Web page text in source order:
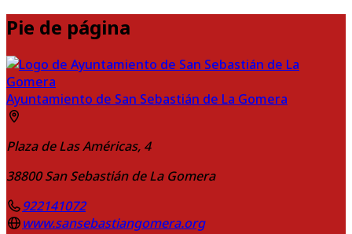
Pie de página
Ayuntamiento de San Sebastián de La Gomera
Plaza de Las Américas, 4
38800 San Sebastián de La Gomera
922141072
www.sansebastiangomera.org